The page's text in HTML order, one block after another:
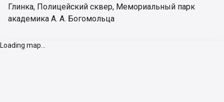
Глинка, Полицейский сквер, Мемориальный парк
академика А. А. Богомольца
Loading map...